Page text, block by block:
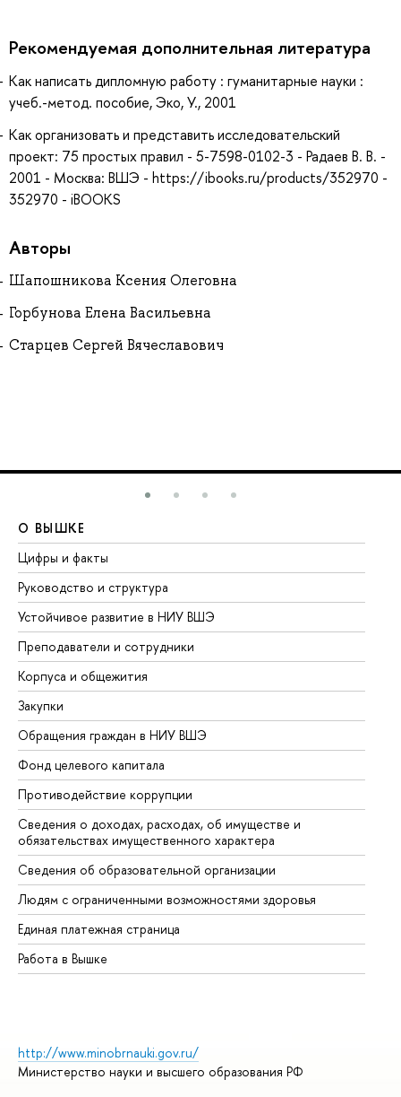
Рекомендуемая дополнительная литература
Как написать дипломную работу : гуманитарные науки :
учеб.-метод. пособие, Эко, У., 2001
Как организовать и представить исследовательский
проект: 75 простых правил - 5-7598-0102-3 - Радаев В. В. -
2001 - Москва: ВШЭ - https://ibooks.ru/products/352970 -
352970 - iBOOKS
Авторы
Шапошникова Ксения Олеговна
Горбунова Елена Васильевна
Старцев Сергей Вячеславович
О ВЫШКЕ
Цифры и факты
Руководство и структура
Устойчивое развитие в НИУ ВШЭ
Преподаватели и сотрудники
Корпуса и общежития
Закупки
Обращения граждан в НИУ ВШЭ
Фонд целевого капитала
Противодействие коррупции
Сведения о доходах, расходах, об имуществе и
обязательствах имущественного характера
Сведения об образовательной организации
Людям с ограниченными возможностями здоровья
Единая платежная страница
Работа в Вышке
http://www.minobrnauki.gov.ru/
Министерство науки и высшего образования РФ